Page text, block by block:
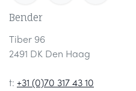
Bender
Tiber 96
2491 DK Den Haag
t: +31 (0)70 317 43 10